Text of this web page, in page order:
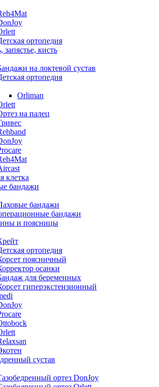
ортопедия
запястье, кисть
на локтевой сустав
ортопедия
Orliman
на палец
клетка
бандажи
бандажи
бандажи
и поясницы
ортопедия
поясничный
осанки
для беременных
гиперэкстензионный
сустав
ортез DonJoy